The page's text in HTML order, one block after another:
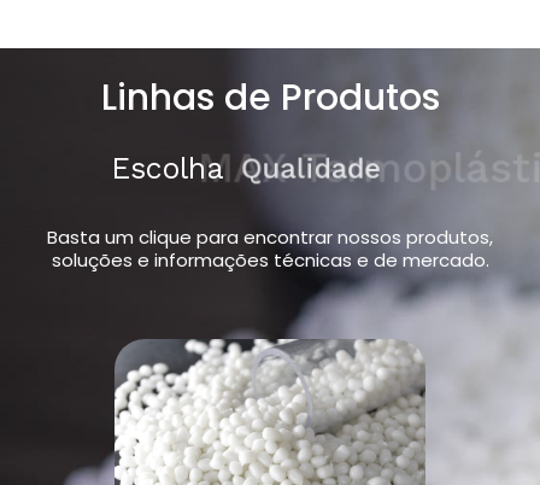
Linhas de Produtos
Escolha MAX Termoplásticos
Basta um clique para encontrar nossos produtos,
soluções e informações técnicas e de mercado.